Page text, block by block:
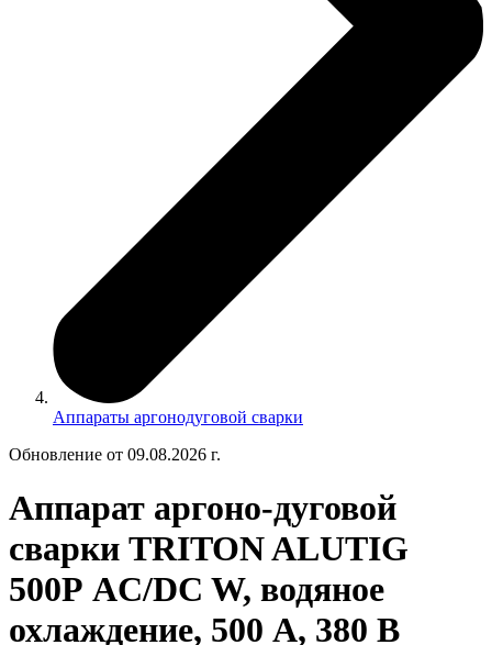
Аппараты аргонодуговой сварки
Обновление от 09.08.2026 г.
Аппарат аргоно-дуговой
сварки TRITON ALUTIG
500Р AC/DC W, водяное
охлаждение, 500 А, 380 В